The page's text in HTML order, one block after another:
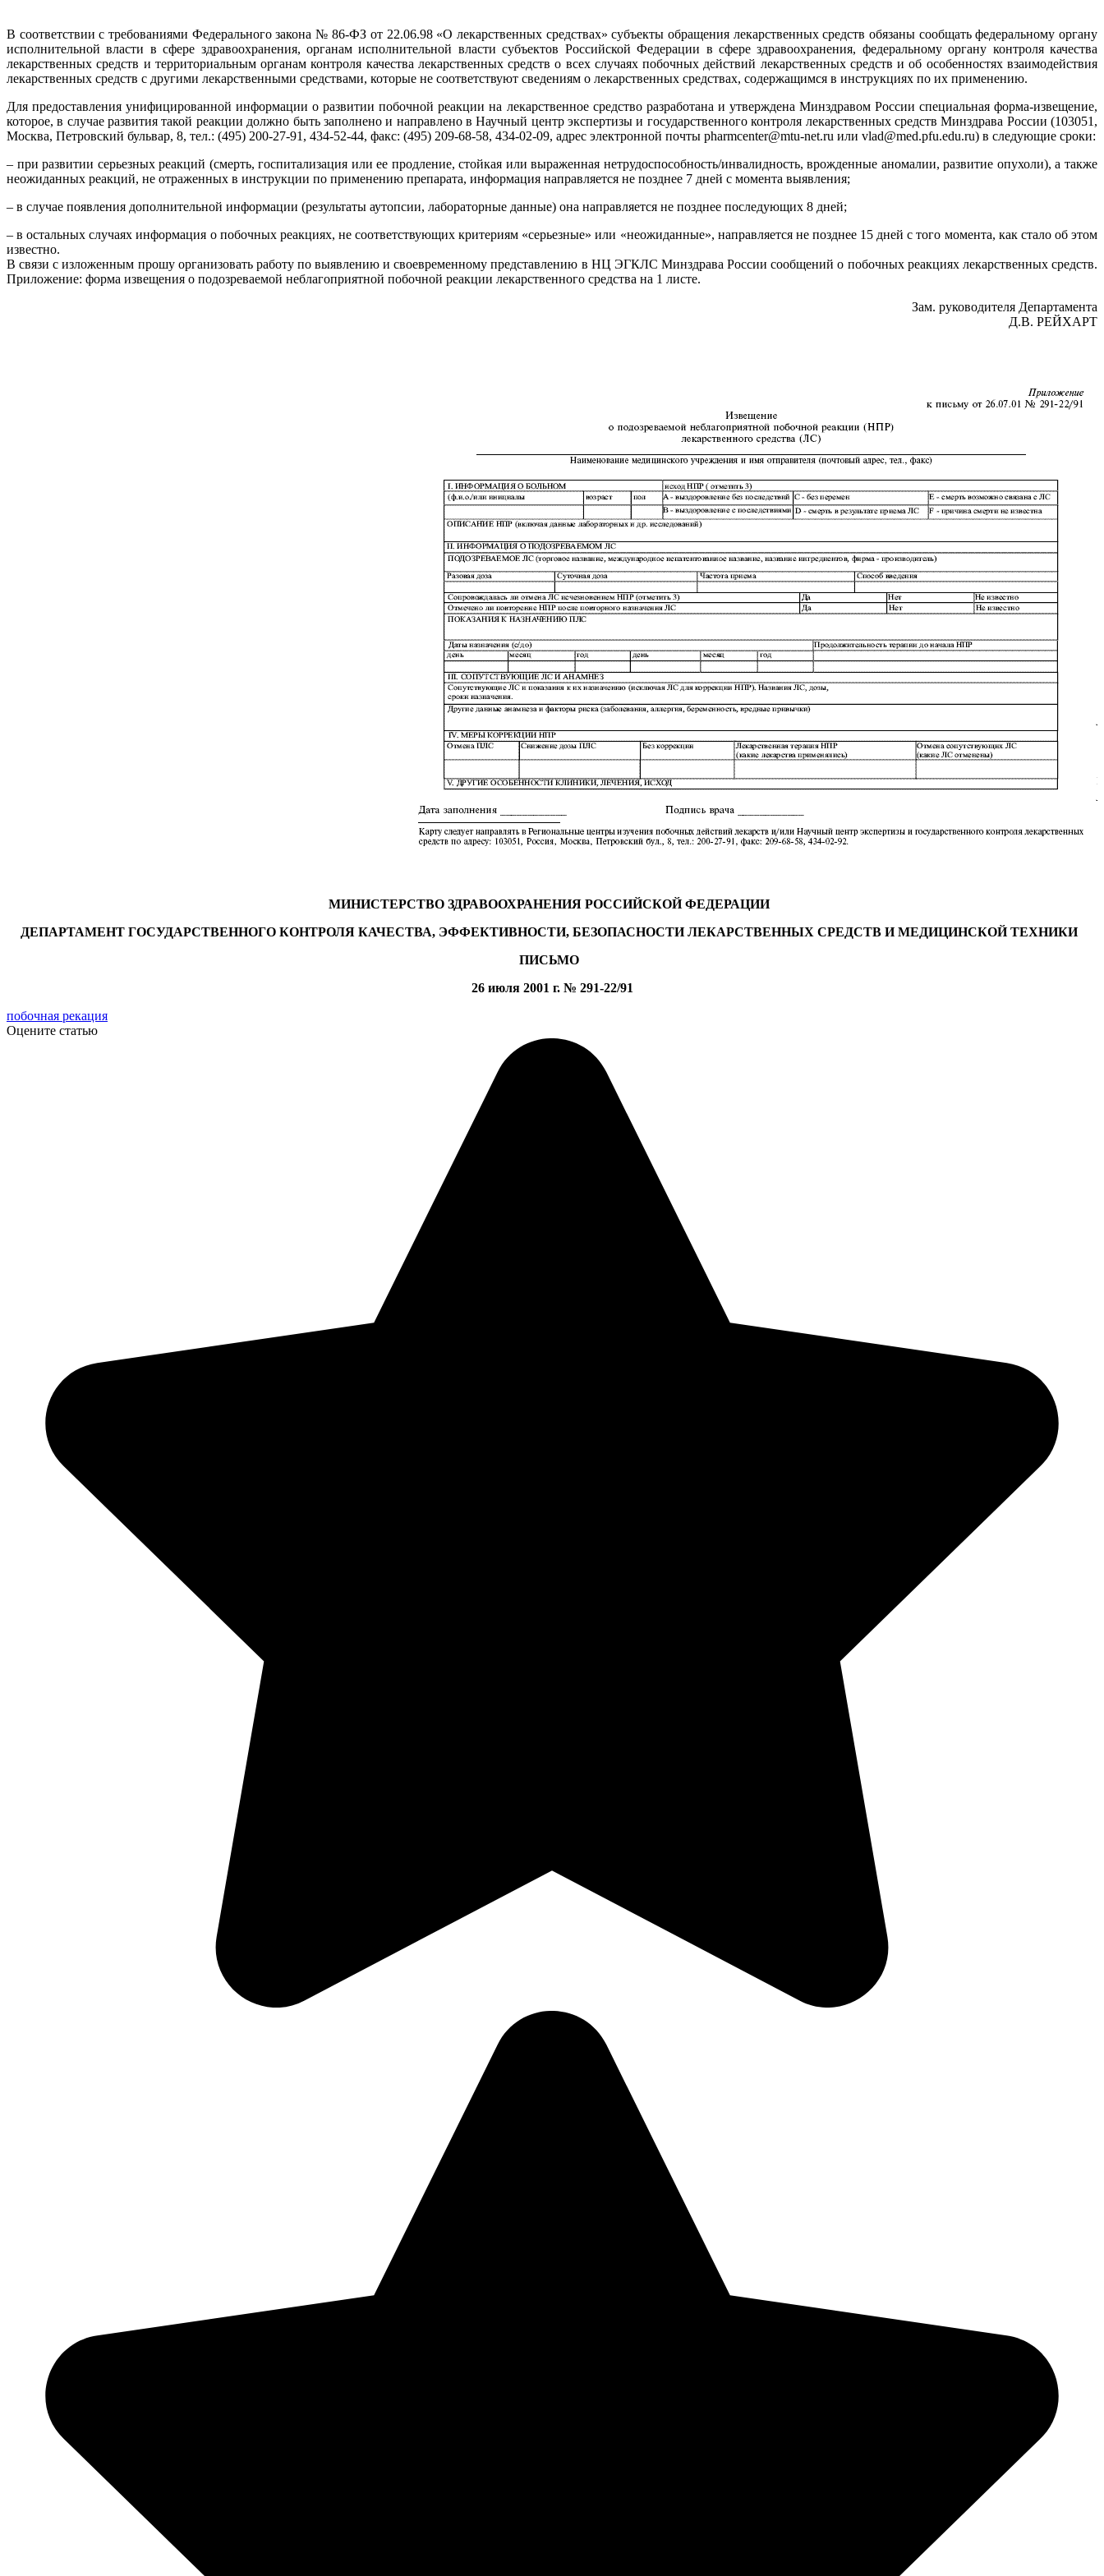
В соответствии с требованиями Федерального закона № 86-ФЗ от 22.06.98 «О лекарственных сред­ствах» субъекты обращения лекарственных средств обязаны сообщать федеральному органу
испол­нительной власти в сфере здравоохранения, органам исполнительной власти субъектов Российской Федерации в сфере здравоохранения, федеральному органу контроля качества
лекарственных средств и территориальным органам контроля качества лекарственных средств о всех случаях побочных дей­ствий лекарственных средств и об особенностях взаимодействия
лекарственных средств с другими лекарственными средствами, которые не соответствуют сведениям о лекарственных средствах, содер­жащимся в инструкциях по их применению.
Для предоставления унифицированной информации о развитии побочной реакции на лекарствен­ное средство разработана и утверждена Минздравом России специальная форма-извещение,
которое, в случае развития такой реакции должно быть заполнено и направлено в Научный центр эксперти­зы и государственного контроля лекарственных средств Минздрава России (103051,
Москва, Петров­ский бульвар, 8, тел.: (495) 200-27-91, 434-52-44, факс: (495) 209-68-58, 434-02-09, адрес электронной почты pharmcenter@mtu-net.ru или vlad@med.pfu.edu.ru) в следующие сроки:
– при развитии серьезных реакций (смерть, госпитализация или ее продление, стойкая или выраженная нетрудоспособность/инвалидность, врожденные аномалии, развитие опухоли), а также
неожиданных реакций, не отраженных в инструкции по применению препарата, информация направляется не позднее 7 дней с момента выявления;
– в случае появления дополнительной информации (результаты аутопсии, лабораторные данные) она направляется не позднее последующих 8 дней;
– в остальных случаях информация о побочных реакциях, не соответствующих критериям «серьезные» или «неожиданные», направляется не позднее 15 дней с того момента, как стало об этом
известно.
В связи с изложенным прошу организовать работу по выявлению и своевременному представлению в НЦ ЭГКЛС Минздрава России сообщений о побочных реакциях лекарственных средств.
Приложение: форма извещения о подозреваемой неблагоприятной побочной реакции лекарственно­го средства на 1 листе.
Зам. руководителя Департамента
Д.В. РЕЙХАРТ
МИНИСТЕРСТВО ЗДРАВООХРАНЕНИЯ РОССИЙСКОЙ ФЕДЕРАЦИИ
ДЕПАРТАМЕНТ ГОСУДАРСТВЕННОГО КОНТРОЛЯ КАЧЕСТВА, ЭФФЕКТИВНОСТИ, БЕЗОПАСНОСТИ ЛЕКАРСТВЕННЫХ СРЕДСТВ И МЕДИЦИНСКОЙ ТЕХНИКИ
ПИСЬМО
26 июля 2001 г. № 291-22/91
побочная рекация
Оцените статью